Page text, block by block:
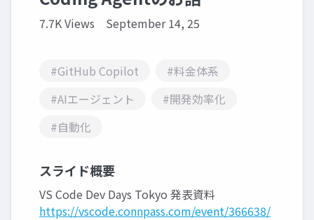
7.7K Views September 14, 25
#GitHub Copilot
#料金体系
#AIエージェント
#開発効率化
#自動化
スライド概要
VS Code Dev Days Tokyo 発表資料
https://vscode.connpass.com/event/366638/